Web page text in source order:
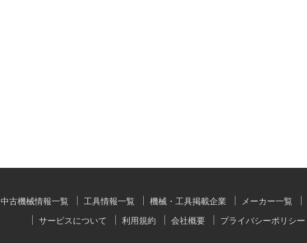
中古機械情報一覧 工具情報一覧 機械・工具掲載企業 メーカー一覧
サービスについて
利用規約 会社概要 プライバシーポリシー